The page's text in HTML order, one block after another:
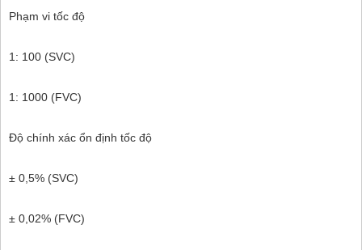
Phạm vi tốc độ
1: 100 (SVC)
1: 1000 (FVC)
Độ chính xác ổn định tốc độ
± 0,5% (SVC)
± 0,02% (FVC)